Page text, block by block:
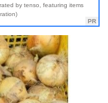
by tenso, featuring items